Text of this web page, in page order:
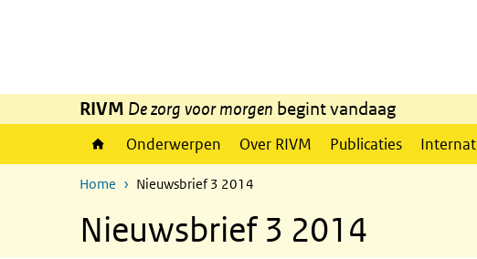
RIVM De zorg voor morgen begint vandaag
Onderwerpen Over RIVM Publicaties
Home Nieuwsbrief 3 2014
Nieuwsbrief 3 2014